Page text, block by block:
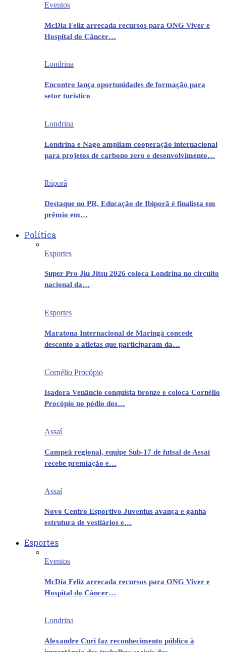
Eventos
McDia Feliz arrecada recursos para ONG Viver e
Hospital do Câncer…
Londrina
Encontro lança oportunidades de formação para
setor turístico
Londrina
Londrina e Nago ampliam cooperação internacional
para projetos de carbono zero e desenvolvimento…
Ibiporã
Destaque no PR, Educação de Ibiporã é finalista em
prêmio em…
Política
Esportes
Super Pro Jiu Jitsu 2026 coloca Londrina no circuito
nacional da…
Esportes
Maratona Internacional de Maringá concede
desconto a atletas que participaram da…
Cornélio Procópio
Isadora Venâncio conquista bronze e coloca Cornélio
Procópio no pódio dos…
Assaí
Campeã regional, equipe Sub-17 de futsal de Assaí
recebe premiação e…
Assaí
Novo Centro Esportivo Juventus avança e ganha
estrutura de vestiários e…
Esportes
Eventos
McDia Feliz arrecada recursos para ONG Viver e
Hospital do Câncer…
Londrina
Alexandre Curi faz reconhecimento público à